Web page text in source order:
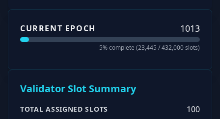
CURRENT EPOCH 1013
5% complete (23,445 /432,000slots)
Validator Slot Summary
TOTAL ASSIGNED SLOTS 100